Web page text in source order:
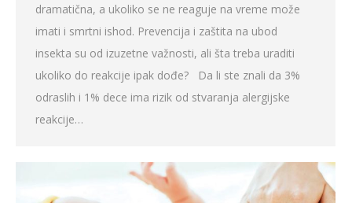
dramatična, a ukoliko se ne reaguje na vreme može
imati i smrtni ishod. Prevencija i zaštita na ubod
insekta su od izuzetne važnosti, ali šta treba uraditi
ukoliko do reakcije ipak dođe? Da li ste znali da 3%
odraslih i 1% dece ima rizik od stvaranja alergijske
reakcije…